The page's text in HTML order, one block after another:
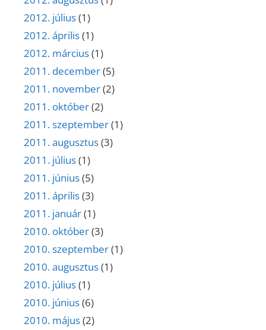
2012. július(1)
2012. április(1)
2012. március(1)
2011. december(5)
2011. november(2)
2011. október(2)
2011. szeptember(1)
2011. augusztus(3)
2011. július(1)
2011. június(5)
2011. április(3)
2011. január(1)
2010. október(3)
2010. szeptember(1)
2010. augusztus(1)
2010. július(1)
2010. június(6)
2010. május(2)